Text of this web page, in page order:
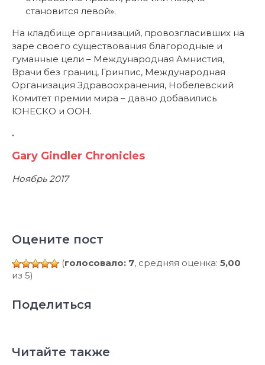
становится левой».
На кладбище организаций, провозгласивших на
заре своего существования благородные и
гуманные цели – Международная Амнистия,
Врачи без границ, Гринпис, Международная
Организация Здравоохранения, Нобелевский
Комитет премии мира – давно добавились
ЮНЕСКО и ООН.
.
Gary Gindler Chronicles
Ноябрь 2017
Оцените пост
(голосовало: 7, средняя оценка: 5,00
из 5)
Поделиться
Читайте также